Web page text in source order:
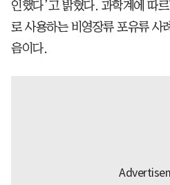
인했다’고 밝혔다. 과학계에 따
로 사용하는 비영장류 포유류 사
음이다.